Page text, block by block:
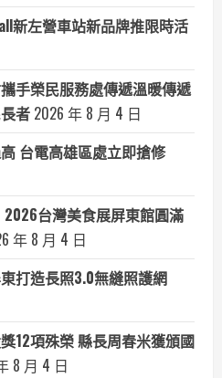
新左營車站新品牌推限時活
手榮民服務處傳遞溫暖傳遞
者 2026 年 8 月 4 日
台電高雄區處立即搶修
台灣美食展屏東館圓滿
年 8 月 4 日
打造長照3.0無縫照護網
12項殊榮 縣長周春米獲頒國
8 月 4 日